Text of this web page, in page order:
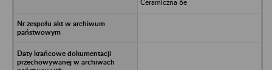
Ceramiczna 6e